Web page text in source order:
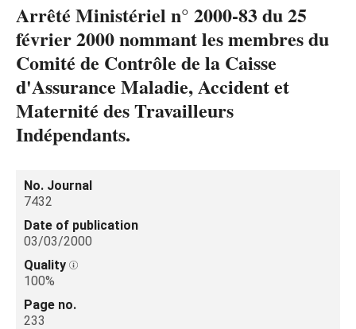
Arrêté Ministériel n° 2000-83 du 25
février 2000 nommant les membres du
Comité de Contrôle de la Caisse
d'Assurance Maladie, Accident et
Maternité des Travailleurs
Indépendants.
No. Journal
7432
Date of publication
03/03/2000
Quality
100%
Page no.
233